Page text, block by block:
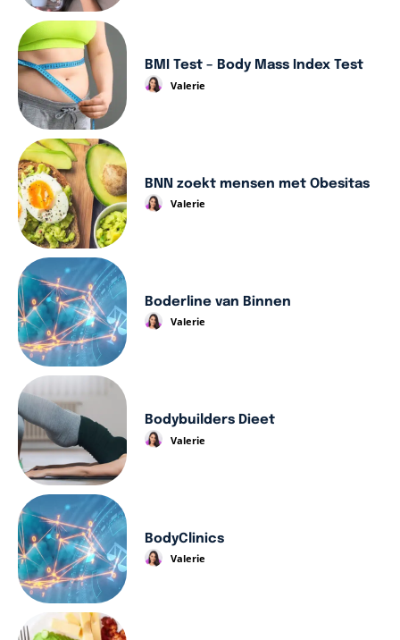
BMI Test – Body Mass Index Test
Valerie
BNN zoekt mensen met Obesitas
Valerie
Boderline van Binnen
Valerie
Bodybuilders Dieet
Valerie
BodyClinics
Valerie